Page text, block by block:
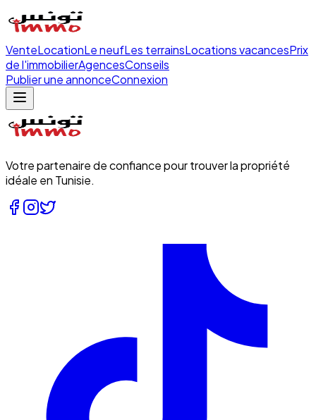
VenteLocationLe neufLes terrainsLocations vacancesPrix
de l'immobilierAgencesConseils
Publier une annonceConnexion
Votre partenaire de confiance pour trouver la propriété
idéale en Tunisie.